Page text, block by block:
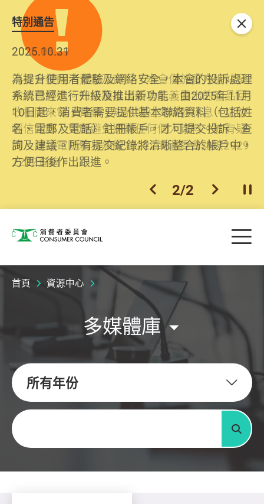
特別通告
2026.06.29
消委會提醒消費者及商戶，本會僅於官方網站發
布消費警示。如接獲以消委會名義發出的產品回
收相關來電、電郵、短訊或社交媒體訊息，切勿
輕信回應，更應避免透露任何個人資料。如有疑
問，請致電防騙易熱線18222或消委會熱線2929
2222查詢。
2025.10.31
為提升使用者體驗及網絡安全，本會的投訴處理
系統已經進行升級及推出新功能。由2025年11月
10日起，消費者需要提供基本聯絡資料（包括姓
名、電郵及電話）註冊帳戶，才可提交投訴、查
詢及建議。所有提交紀錄將清晰整合於帳戶中，
方便日後作出跟進。
上一個
2/2 下一個開
關閉
消費者委員會 目
首頁 資源中心
多媒體庫
所有年份
關鍵字
搜尋